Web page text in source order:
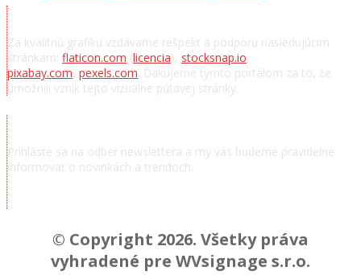
Za kvalitnú grafiku vzdávame rešpekt a podporu nasledujúcim
stránkam: flaticon.com (licencia), stocksnap.io,
pixabay.com, pexels.com . Ďakujeme týmto portálom za to, že
umožnili vznik tejto vizuálne pútavej stránky.
Prihláste sa na odber newslettera a my vás budeme pravidelne
informovať o novinkách a trendoch.
© Copyright 2026. Všetky práva
vyhradené pre WVsignage s.r.o.